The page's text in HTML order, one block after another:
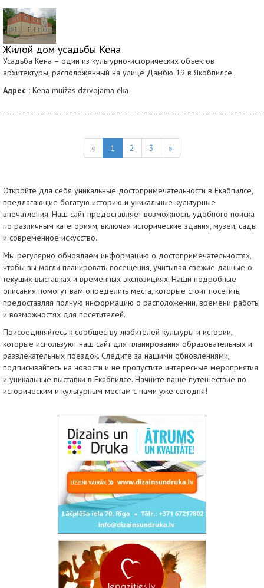
Жилой дом усадьбы Кена
Усадьба Кена – один из культурно-исторических объектов
архитектуры, расположенный на улице Дамбю 19 в Якобпилсе.
Адрес : Kena muižas dzīvojamā ēka
« 1 2 3 »
Откройте для себя уникальные достопримечательности в Екабпилсе,
предлагающие богатую историю и уникальные культурные
впечатления. Наш сайт предоставляет возможность удобного поиска
по различным категориям, включая исторические здания, музеи, сады
и современное искусство.
Мы регулярно обновляем информацию о достопримечательностях,
чтобы вы могли планировать посещения, учитывая свежие данные о
текущих выставках и временных экспозициях. Наши подробные
описания помогут вам определить места, которые стоит посетить,
предоставляя полную информацию о расположении, времени работы
и возможностях для посетителей.
Присоединяйтесь к сообществу любителей культуры и истории,
которые используют наш сайт для планирования образовательных и
развлекательных поездок. Следите за нашими обновлениями,
подписывайтесь на новости и не пропустите интересные мероприятия
и уникальные выставки в Екабпилсе. Начните ваше путешествие по
историческим и культурным местам с нами уже сегодня!